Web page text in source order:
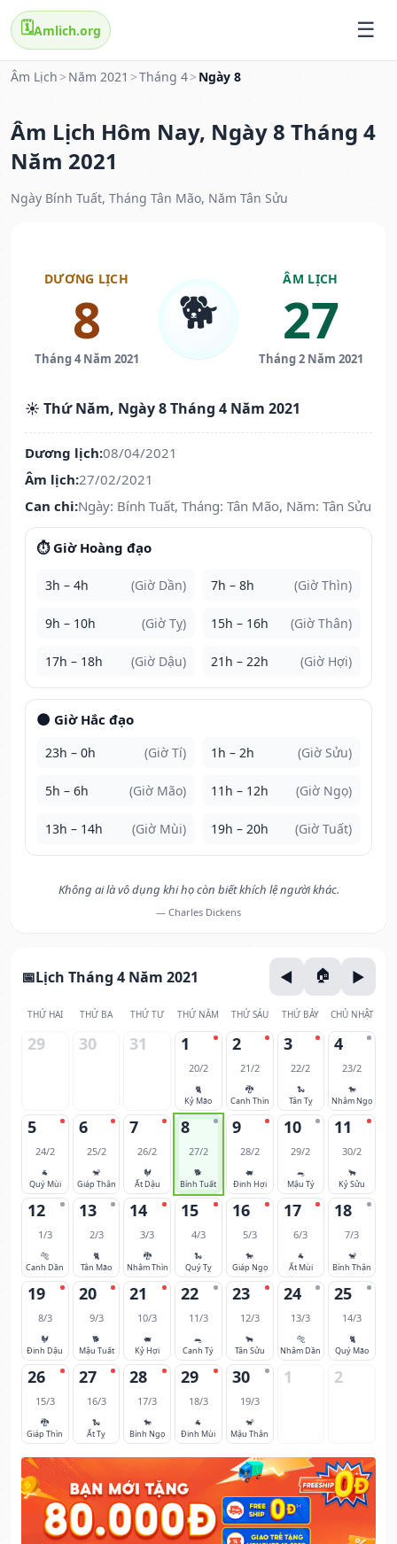
🗓️Amlich.org
Âm Lịch > Năm 2021 >Tháng 4> Ngày 8
Âm Lịch Hôm Nay, Ngày 8 Tháng 4
Năm 2021
Ngày Bính Tuất, Tháng Tân Mão, Năm Tân Sửu
DƯƠNG LỊCH
8
Tháng 4 Năm 2021
🐕
ÂM LỊCH
27
Tháng 2 Năm 2021
☀️ Thứ Năm, Ngày 8 Tháng 4 Năm 2021
Dương lịch:08/04/2021
Âm lịch:27/02/2021
Can chi:Ngày: Bính Tuất, Tháng: Tân Mão, Năm: Tân Sửu
⏱️ Giờ Hoàng đạo
3h – 4h (Giờ Dần) 7h – 8h (Giờ Thìn)
9h – 10h (Giờ Tỵ) 15h – 16h (Giờ Thân)
17h – 18h (Giờ Dậu) 21h – 22h (Giờ Hợi)
🌑 Giờ Hắc đạo
23h – 0h (Giờ Tí) 1h – 2h (Giờ Sửu)
5h – 6h (Giờ Mão) 11h – 12h (Giờ Ngọ)
13h – 14h (Giờ Mùi) 19h – 20h (Giờ Tuất)
Không ai là vô dụng khi họ còn biết khích lệ người khác.
— Charles Dickens
Lịch Tháng 4 Năm 2021
THỨ HAI THỨ BA THỨ TƯ THỨ NĂM THỨ SÁU THỨ BẢY CHỦ NHẬT
29 30 31 1
20/2
🐈
Kỷ Mão
2
21/2
🐉
Canh Thìn
3
22/2
🐍
Tân Tỵ
4
23/2
🐎
Nhâm Ngọ
5
24/2
🐐
Quý Mùi
6
25/2
🐒
Giáp Thân
7
26/2
🐓
Ất Dậu
8
27/2
🐕
Bính Tuất
9
28/2
🐖
Đinh Hợi
10
29/2
🐀
Mậu Tý
11
30/2
🐂
Kỷ Sửu
12
1/3
🐅
Canh Dần
13
2/3
🐈
Tân Mão
14
3/3
🐉
Nhâm Thìn
15
4/3
🐍
Quý Tỵ
16
5/3
🐎
Giáp Ngọ
17
6/3
🐐
Ất Mùi
18
7/3
🐒
Bính Thân
19
8/3
🐓
Đinh Dậu
20
9/3
🐕
Mậu Tuất
21
10/3
🐖
Kỷ Hợi
22
11/3
🐀
Canh Tý
23
12/3
🐂
Tân Sửu
24
13/3
🐅
Nhâm Dần
25
14/3
🐈
Quý Mão
26
15/3
🐉
Giáp Thìn
27
16/3
🐍
Ất Tỵ
28
17/3
🐎
Bính Ngọ
29
18/3
🐐
Đinh Mùi
30
19/3
🐒
Mậu Thân
1 2